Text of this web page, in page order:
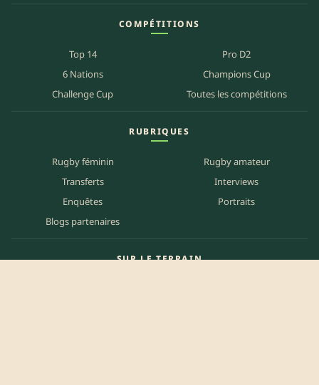
COMPÉTITIONS
Top 14
Pro D2
6 Nations
Champions Cup
Challenge Cup
Toutes les compétitions
RUBRIQUES
Rugby féminin
Rugby amateur
Transferts
Interviews
Enquêtes
Portraits
Blogs partenaires
SUR LE TERRAIN